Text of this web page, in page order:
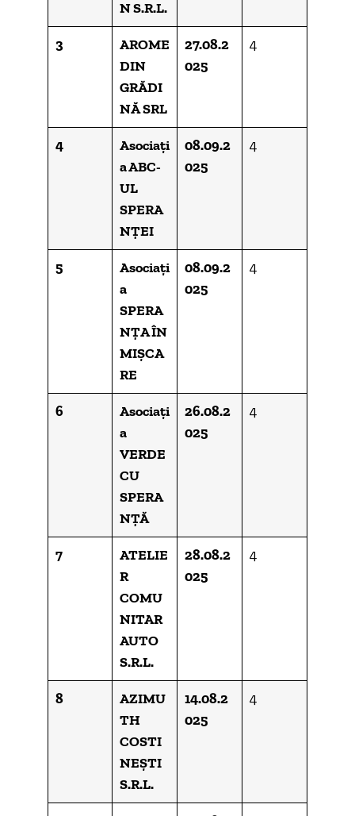
N S.R.L.
3
AROME
DIN
GRĂDI
NĂ SRL
27.08.2
025
4
4
Asociați
a ABC-
UL
SPERA
NȚEI
08.09.2
025
4
5
Asociați
a
SPERA
NȚA ÎN
MIȘCA
RE
08.09.2
025
4
6
Asociați
a
VERDE
CU
SPERA
NȚĂ
26.08.2
025
4
7
ATELIE
R
COMU
NITAR
AUTO
S.R.L.
28.08.2
025
4
8
AZIMU
TH
COSTI
NEȘTI
S.R.L.
14.08.2
025
4